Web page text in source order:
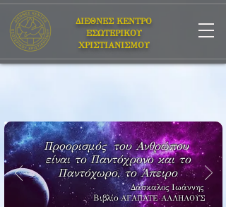
ΔΙΕΘΝΕΣ ΚΕΝΤΡΟ
ΕΣΩΤΕΡΙΚΟΥ
ΧΡΙΣΤΙΑΝΙΣΜΟΥ
Προορισμός του Ανθρώπου
είναι το Παντόχρονο και το
Παντόχωρο, το Άπειρο
Δάσκαλος Ιωάννης
ΒιβλίοΑΓΑΠΑΤΕ ΑΛΛΗΛΟΥΣ